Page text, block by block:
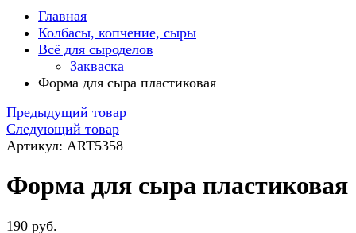
Главная
Колбасы, копчение, сыры
Всё для сыроделов
Закваска
Форма для сыра пластиковая
Предыдущий товар
Следующий товар
Артикул: ART5358
Форма для сыра пластиковая
190 руб.